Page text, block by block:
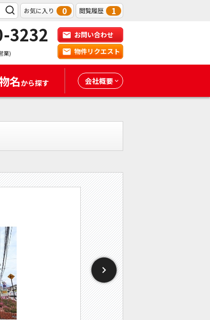
お気に入り 0 閲覧履歴 1
3232
業)
お問い合わせ
物件リクエスト
名から探す 会社概要